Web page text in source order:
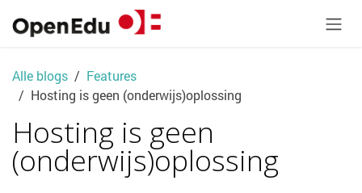
Alle blogs
Features
Hosting is geen (onderwijs)oplossing
Hosting is geen
(onderwijs)oplossing